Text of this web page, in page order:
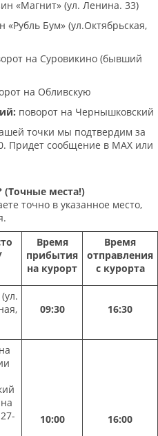
«Магнит» (ул. Ленина. 33)
«Рубль Бум» (ул.Октябрьская,
на Суровикино (бывший
на Обливскую
поворот на Чернышковский
точки мы подтвердим за
Придет сообщение в МАХ или
места!)
точно в указанное место,
Время
прибытия
на курорт
Время
отправления
с курорта
09:30 16:30
10:00 16:00